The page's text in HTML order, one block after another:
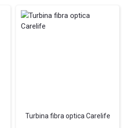
Turbina fibra optica Carelife